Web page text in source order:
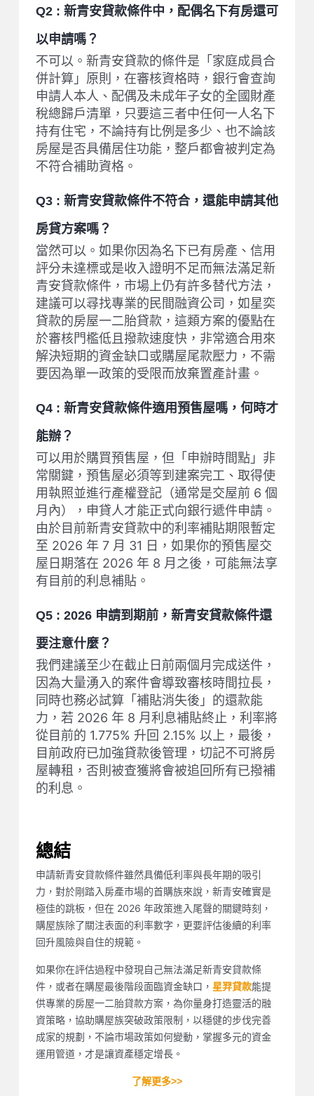
Q2 : 新青安貸款條件中，配偶名下有房還可
以申請嗎？
不可以。新青安貸款的條件是「家庭成員合
併計算」原則，在審核資格時，銀行會查詢
申請人本人、配偶及未成年子女的全國財產
稅總歸戶清單，只要這三者中任何一人名下
持有住宅，不論持有比例是多少、也不論該
房屋是否具備居住功能，整戶都會被判定為
不符合補助資格。
Q3 : 新青安貸款條件不符合，還能申請其他
房貸方案嗎？
當然可以。如果你因為名下已有房產、信用
評分未達標或是收入證明不足而無法滿足新
青安貸款條件，市場上仍有許多替代方法，
建議可以尋找專業的民間融資公司，如星奕
貸款的房屋一二胎貸款，這類方案的優點在
於審核門檻低且撥款速度快，非常適合用來
解決短期的資金缺口或購屋尾款壓力，不需
要因為單一政策的受限而放棄置產計畫。
Q4 : 新青安貸款條件適用預售屋嗎，何時才
能辦？
可以用於購買預售屋，但「申辦時間點」非
常關鍵，預售屋必須等到建案完工、取得使
用執照並進行產權登記（通常是交屋前 6 個
月內），申貸人才能正式向銀行遞件申請。
由於目前新青安貸款中的利率補貼期限暫定
至 2026 年 7 月 31 日，如果你的預售屋交
屋日期落在 2026 年 8 月之後，可能無法享
有目前的利息補貼。
Q5 : 2026 申請到期前，新青安貸款條件還
要注意什麼？
我們建議至少在截止日前兩個月完成送件，
因為大量湧入的案件會導致審核時間拉長，
同時也務必試算「補貼消失後」的還款能
力，若 2026 年 8 月利息補貼終止，利率將
從目前的 1.775% 升回 2.15% 以上，最後，
目前政府已加強貸款後管理，切記不可將房
屋轉租，否則被查獲將會被追回所有已撥補
的利息。
總結
申請新青安貸款條件雖然具備低利率與長年期的吸引
力，對於剛踏入房產市場的首購族來說，新青安確實是
極佳的跳板，但在 2026 年政策進入尾聲的關鍵時刻，
購屋族除了關注表面的利率數字，更要評估後續的利率
回升風險與自住的規範。
如果你在評估過程中發現自己無法滿足新青安貸款條
件，或者在購屋最後階段面臨資金缺口， 星羿貸款能提
供專業的房屋一二胎貸款方案，為你量身打造靈活的融
資策略，協助購屋族突破政策限制，以穩健的步伐完善
成家的規劃，不論市場政策如何變動，掌握多元的資金
運用管道，才是讓資產穩定增長。
了解更多>>